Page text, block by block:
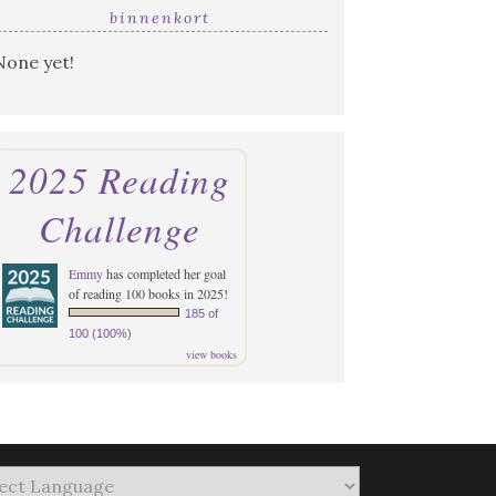
binnenkort
yet!
2025 Reading
Challenge
Emmyhas completed her goal
of reading 100 books in 2025!
185 of
100 (100%)
view books